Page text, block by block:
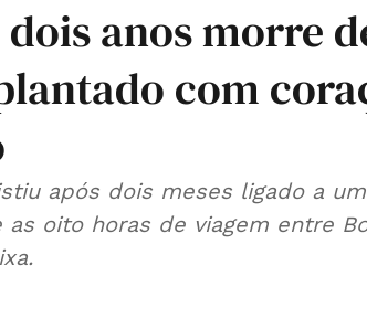
anos morre
com
após dois meses ligado a
oito horas de viagem entre